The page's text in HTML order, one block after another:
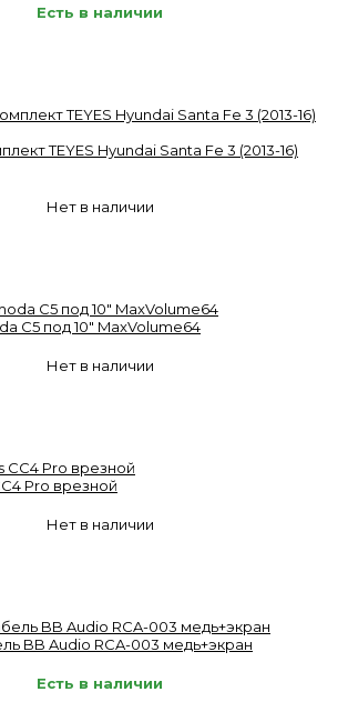
Есть в наличии
TEYES Hyundai Santa Fe 3 (2013-16)
Нет в наличии
C5 под 10" MaxVolume64
Нет в наличии
Pro врезной
Нет в наличии
BB Audio RCA-003 медь+экран
Есть в наличии